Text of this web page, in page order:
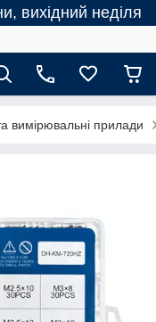
вихідний неділя
вимірювальні прилади